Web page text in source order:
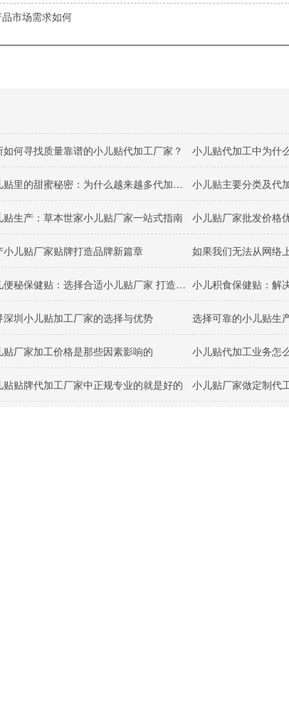
市场需求如何
如何寻找质量靠谱的小儿贴代加工厂家？ 小儿贴代加工中为什
小儿贴里的甜蜜秘密：为什么越来越多代加工选择加入蜂蜜？ 小儿贴主要分类及代
贴生产：草本世家小儿贴厂家一站式指南
小儿贴厂家贴牌打造品牌新篇章 如果我们无法从网络
小儿便秘保健贴：选择合适小儿贴厂家 打造出色小儿便秘蜂蜜保健贴
深圳小儿贴加工厂家的选择与优势 选择可靠的小儿贴生
贴厂家加工价格是那些因素影响的 小儿贴代加工业务怎
贴贴牌代加工厂家中正规专业的就是好的 小儿贴厂家做定制代